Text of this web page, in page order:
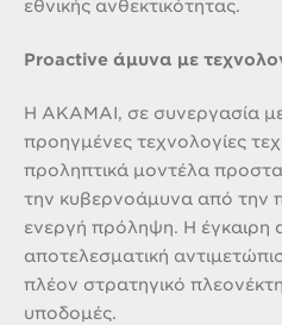
εθνικής ανθεκτικότητας.
Proactive άμυνα με
Η AKAMAI, σε συνεργασία με
προηγμένες τεχνολογίες
προληπτικά μοντέλα
την κυβερνοάμυνα από την
ενεργή πρόληψη. Η έγκαιρη
αποτελεσματική
πλέον στρατηγικό
υποδομές.